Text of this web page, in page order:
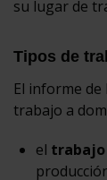
su lugar de
Tipos de
El informe
trabajo a
el